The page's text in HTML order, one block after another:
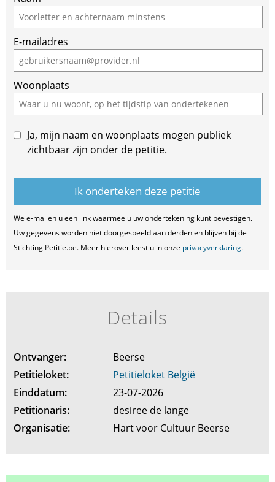
E-mailadres
Woonplaats
Ja, mijn naam en woonplaats mogen publiek
zichtbaar zijn onder de petitie.
We e-mailen u een link waarmee u uw ondertekening kunt bevestigen.
Uw gegevens worden niet doorgespeeld aan derden en blijven bij de
Stichting Petitie.be. Meer hierover leest u in onze privacyverklaring.
Details
Ontvanger:
Beerse
Petitieloket:
Petitieloket België
Einddatum:
23-07-2026
Petitionaris:
desiree de lange
Organisatie:
Hart voor Cultuur Beerse